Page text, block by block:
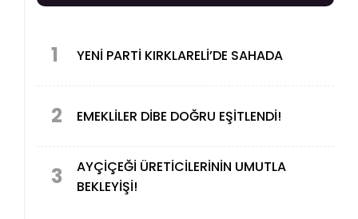
1 YENİ PARTİ KIRKLARELİ’DE SAHADA
2 EMEKLİLER DİBE DOĞRU EŞİTLENDİ!
3
AYÇİÇEĞİ ÜRETİCİLERİNİN UMUTLA
BEKLEYİŞİ!